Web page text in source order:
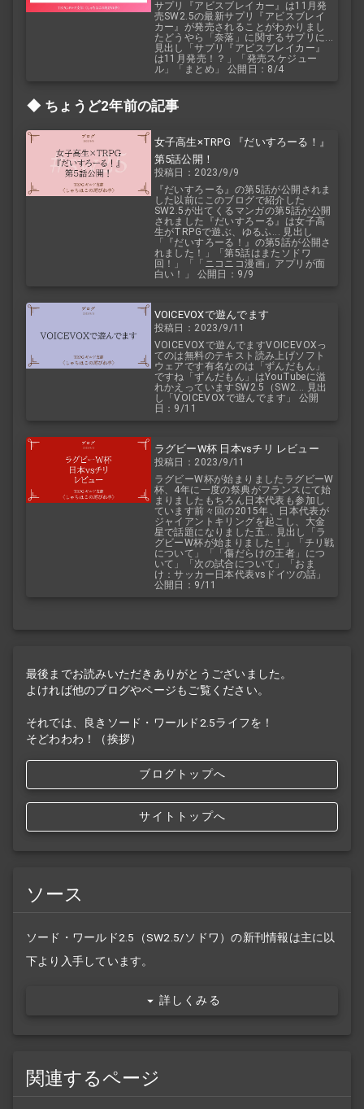
サプリ『アビスブレイカー』は11月発
売SW2.5の最新サプリ『アビスブレイ
カー』が発売されることがわかりまし
たどうやら「奈落」に関するサプリに...
見出し「サプリ『アビスブレイカー』
は11月発売！？」「発売スケジュー
ル」「まとめ」 公開日：8/4
ちょうど2年前の記事
女子高生×TRPG 『だいすろーる！』
第5話公開！
投稿日：2023/9/9
『だいすろーる』の第5話が公開されま
した以前にこのブログで紹介した
SW2.5が出てくるマンガの第5話が公開
されました『だいすろーる』は女子高
生がTRPGで遊ぶ、ゆるふ... 見出し
「『だいすろーる！』の第5話が公開さ
れました！」「第5話はまたソドワ
回！」「「ニコニコ漫画」アプリが面
白い！」 公開日：9/9
VOICEVOXで遊んでます
投稿日：2023/9/11
VOICEVOXで遊んでますVOICEVOXっ
てのは無料のテキスト読み上げソフト
ウェアです有名なのは「ずんだもん」
ですね「ずんだもん」はYouTubeに溢
れかえっていますSW2.5（SW2... 見出
し「VOICEVOXで遊んでます」 公開
日：9/11
ラグビーW杯 日本vsチリ レビュー
投稿日：2023/9/11
ラグビーW杯が始まりましたラグビーW
杯、4年に一度の祭典がフランスにて始
まりましたもちろん日本代表も参加し
ています前々回の2015年、日本代表が
ジャイアントキリングを起こし、大金
星で話題になりました五... 見出し「ラ
グビーW杯が始まりました！」「チリ戦
について」「「傷だらけの王者」につ
いて」「次の試合について」「おま
け：サッカー日本代表vsドイツの話」
公開日：9/11
最後までお読みいただきありがとうございました。
よければ他のブログやページもご覧ください。
それでは、良きソード・ワールド2.5ライフを！
そどわわわ！（挨拶）
ブログトップへ
サイトトップへ
ソース
ソード・ワールド2.5（SW2.5/ソドワ）の新刊情報は主に以
下より入手しています。
詳しくみる
関連するページ